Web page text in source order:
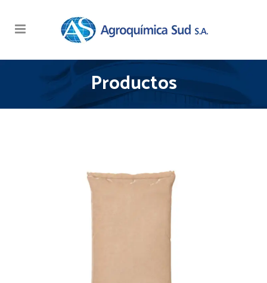
Productos